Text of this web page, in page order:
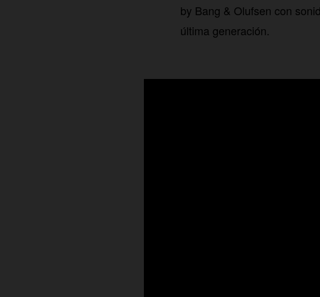
by Bang & Olufsen con
última generación.